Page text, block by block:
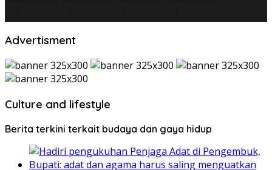
Advertisment
Culture and lifestyle
Berita terkini terkait budaya dan gaya hidup